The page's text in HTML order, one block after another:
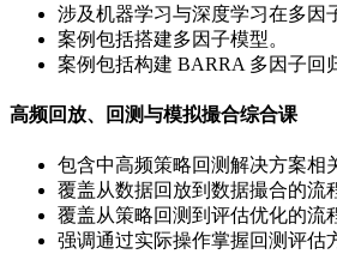
涉及机器学习与深度学习在多因
案例包括搭建多因子模型。
案例包括构建 BARRA 多因子回
高频回放、回测与模拟撮合综合课
包含中高频策略回测解决方案相
覆盖从数据回放到数据撮合的流
覆盖从策略回测到评估优化的流
强调通过实际操作掌握回测评估